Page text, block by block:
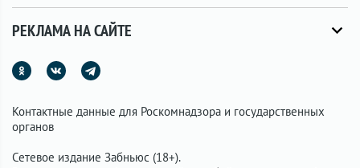
РЕКЛАМА НА САЙТЕ
Контактные данные для Роскомнадзора и государственных
органов
Сетевое издание Забньюс (18+).